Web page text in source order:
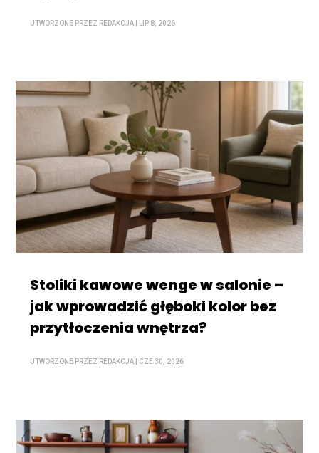
UTWORZONE PRZEZ REDAKCJA LIP 8, 2026
Stoliki kawowe wenge w salonie –
jak wprowadzić głęboki kolor bez
przytłoczenia wnętrza?
UTWORZONE PRZEZ REDAKCJA CZE 30, 2026